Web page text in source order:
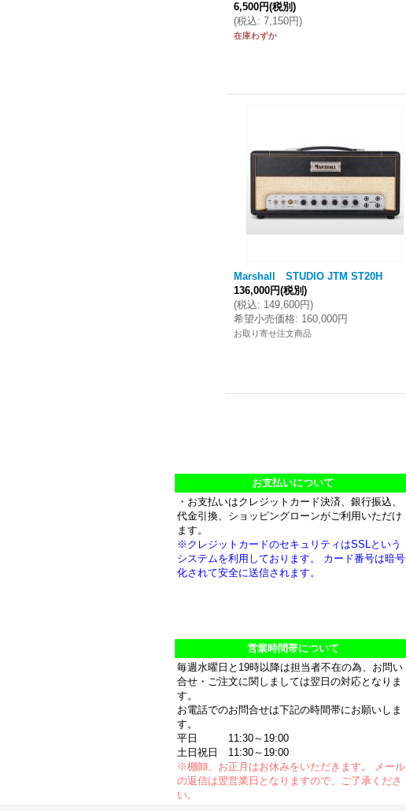
6,500円(税別)
(税込: 7,150円)
在庫わずか
Marshall STUDIO JTM ST20H
136,000円(税別)
(税込: 149,600円)
希望小売価格: 160,000円
お取り寄せ注文商品
お支払いについて
・お支払いはクレジットカード決済、銀行振込、
代金引換、ショッピングローンがご利用いただけ
ます。
※クレジットカードのセキュリティはSSLという
システムを利用しております。 カード番号は暗号
化されて安全に送信されます。
営業時間帯について
毎週水曜日と19時以降は担当者不在の為、お問い
合せ・ご注文に関しましては翌日の対応となりま
す。
お電話でのお問合せは下記の時間帯にお願いしま
す。
平日 11:30～19:00
土日祝日 11:30～19:00
※棚卸、お正月はお休みをいただきます。 メール
の返信は翌営業日となりますので、ご了承くださ
い。